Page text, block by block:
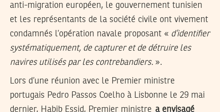
anti-migration européen, le gouvernement tunisien
et les représentants de la société civile ont vivement
condamnés l’opération navale proposant « d’identifier
systématiquement, de capturer et de détruire les
navires utilisés par les contrebandiers. ».
Lors d’une réunion avec le Premier ministre
portugais Pedro Passos Coelho à Lisbonne le 29 mai
dernier, Habib Essid, Premier ministre a envisagé